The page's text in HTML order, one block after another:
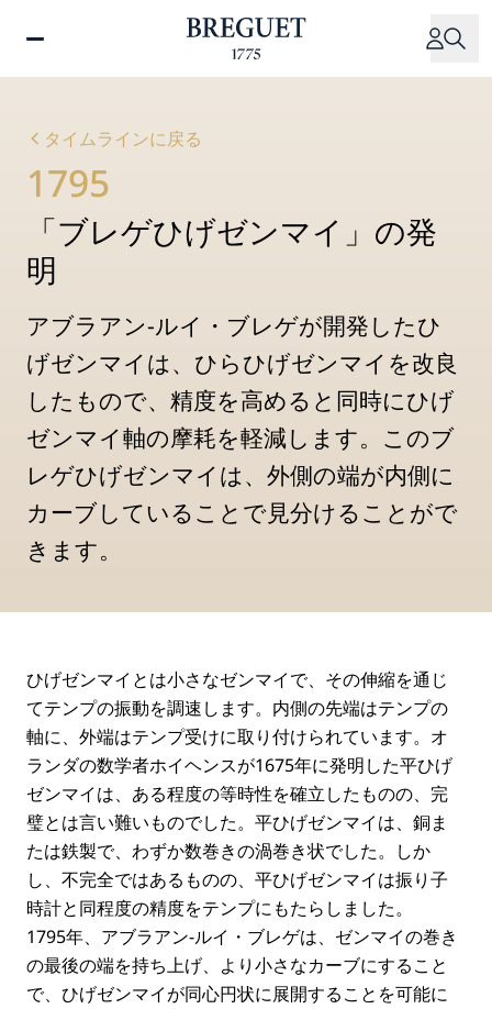
タイムラインに戻る
1795
「ブレゲひげゼンマイ」の発
明
アブラアン-ルイ・ブレゲが開発したひ
げゼンマイは、ひらひげゼンマイを改良
したもので、精度を高めると同時にひげ
ゼンマイ軸の摩耗を軽減します。このブ
レゲひげゼンマイは、外側の端が内側に
カーブしていることで見分けることがで
きます。
ひげゼンマイとは小さなゼンマイで、その伸縮を通じ
てテンプの振動を調速します。内側の先端はテンプの
軸に、外端はテンプ受けに取り付けられています。オ
ランダの数学者ホイヘンスが1675年に発明した平ひげ
ゼンマイは、ある程度の等時性を確立したものの、完
璧とは言い難いものでした。平ひげゼンマイは、銅ま
たは鉄製で、わずか数巻きの渦巻き状でした。しか
し、不完全ではあるものの、平ひげゼンマイは振り子
時計と同程度の精度をテンプにもたらしました。
1795年、アブラアン-ルイ・ブレゲは、ゼンマイの巻き
の最後の端を持ち上げ、より小さなカーブにすること
で、ひげゼンマイが同心円状に展開することを可能に